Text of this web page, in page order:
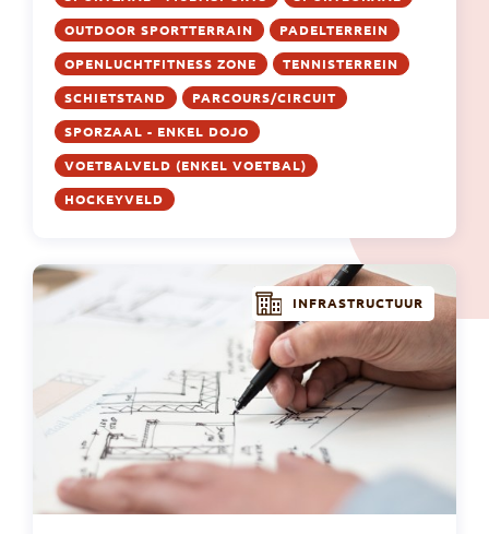
OUTDOOR SPORTTERRAIN PADELTERREIN
OPENLUCHTFITNESS ZONE TENNISTERREIN
SCHIETSTAND PARCOURS/CIRCUIT
SPORZAAL - ENKEL DOJO
VOETBALVELD (ENKEL VOETBAL)
HOCKEYVELD
INFRASTRUCTUUR